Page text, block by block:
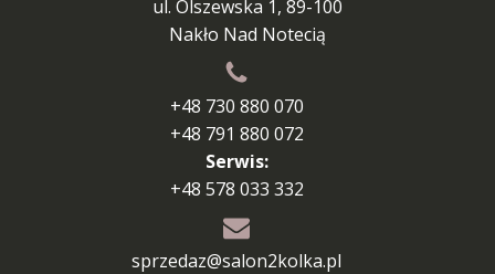
ul. Olszewska 1, 89-100
Nakło Nad Notecią
+48 730 880 070
+48 791 880 072
Serwis:
+48 578 033 332
sprzedaz@salon2kolka.pl